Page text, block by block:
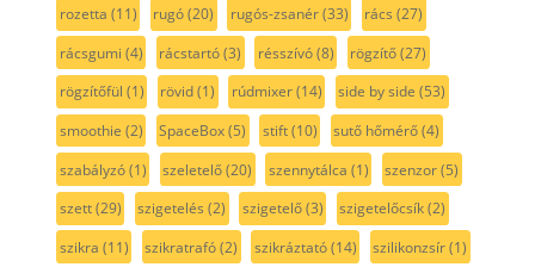
rozetta (11) rugó(20) rugós-zsanér(33) rács (27)
rácsgumi (4) rácstartó(3) résszívó(8) rögzítő(27)
rögzítőfül (1) rövid(1) rúdmixer(14) side by side (53)
smoothie (2) SpaceBox(5) stift(10) sutő hőmérő(4)
szabályzó(1) szeletelő(20) szennytálca (1) szenzor(5)
szett(29) szigetelés (2) szigetelő(3) szigetelőcsík(2)
szikra (11) szikratrafó(2) szikráztató(14) szilikonzsír(1)